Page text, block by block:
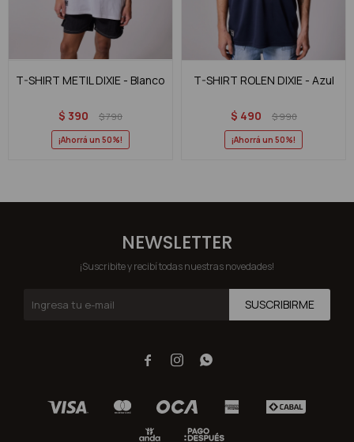
T-SHIRT METIL DIXIE - Blanco
$ 390 $790
50
T-SHIRT ROLEN DIXIE - Azul
$ 490 $990
50
NEWSLETTER
¡Suscribite y recibí todas nuestras novedades!
SUSCRIBIRME
  